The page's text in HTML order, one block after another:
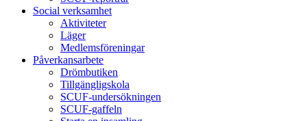
Social verksamhet
Aktiviteter
Läger
Medlemsföreningar
Påverkansarbete
Drömbutiken
Tillgängligskola
SCUF-undersökningen
SCUF-gaffeln